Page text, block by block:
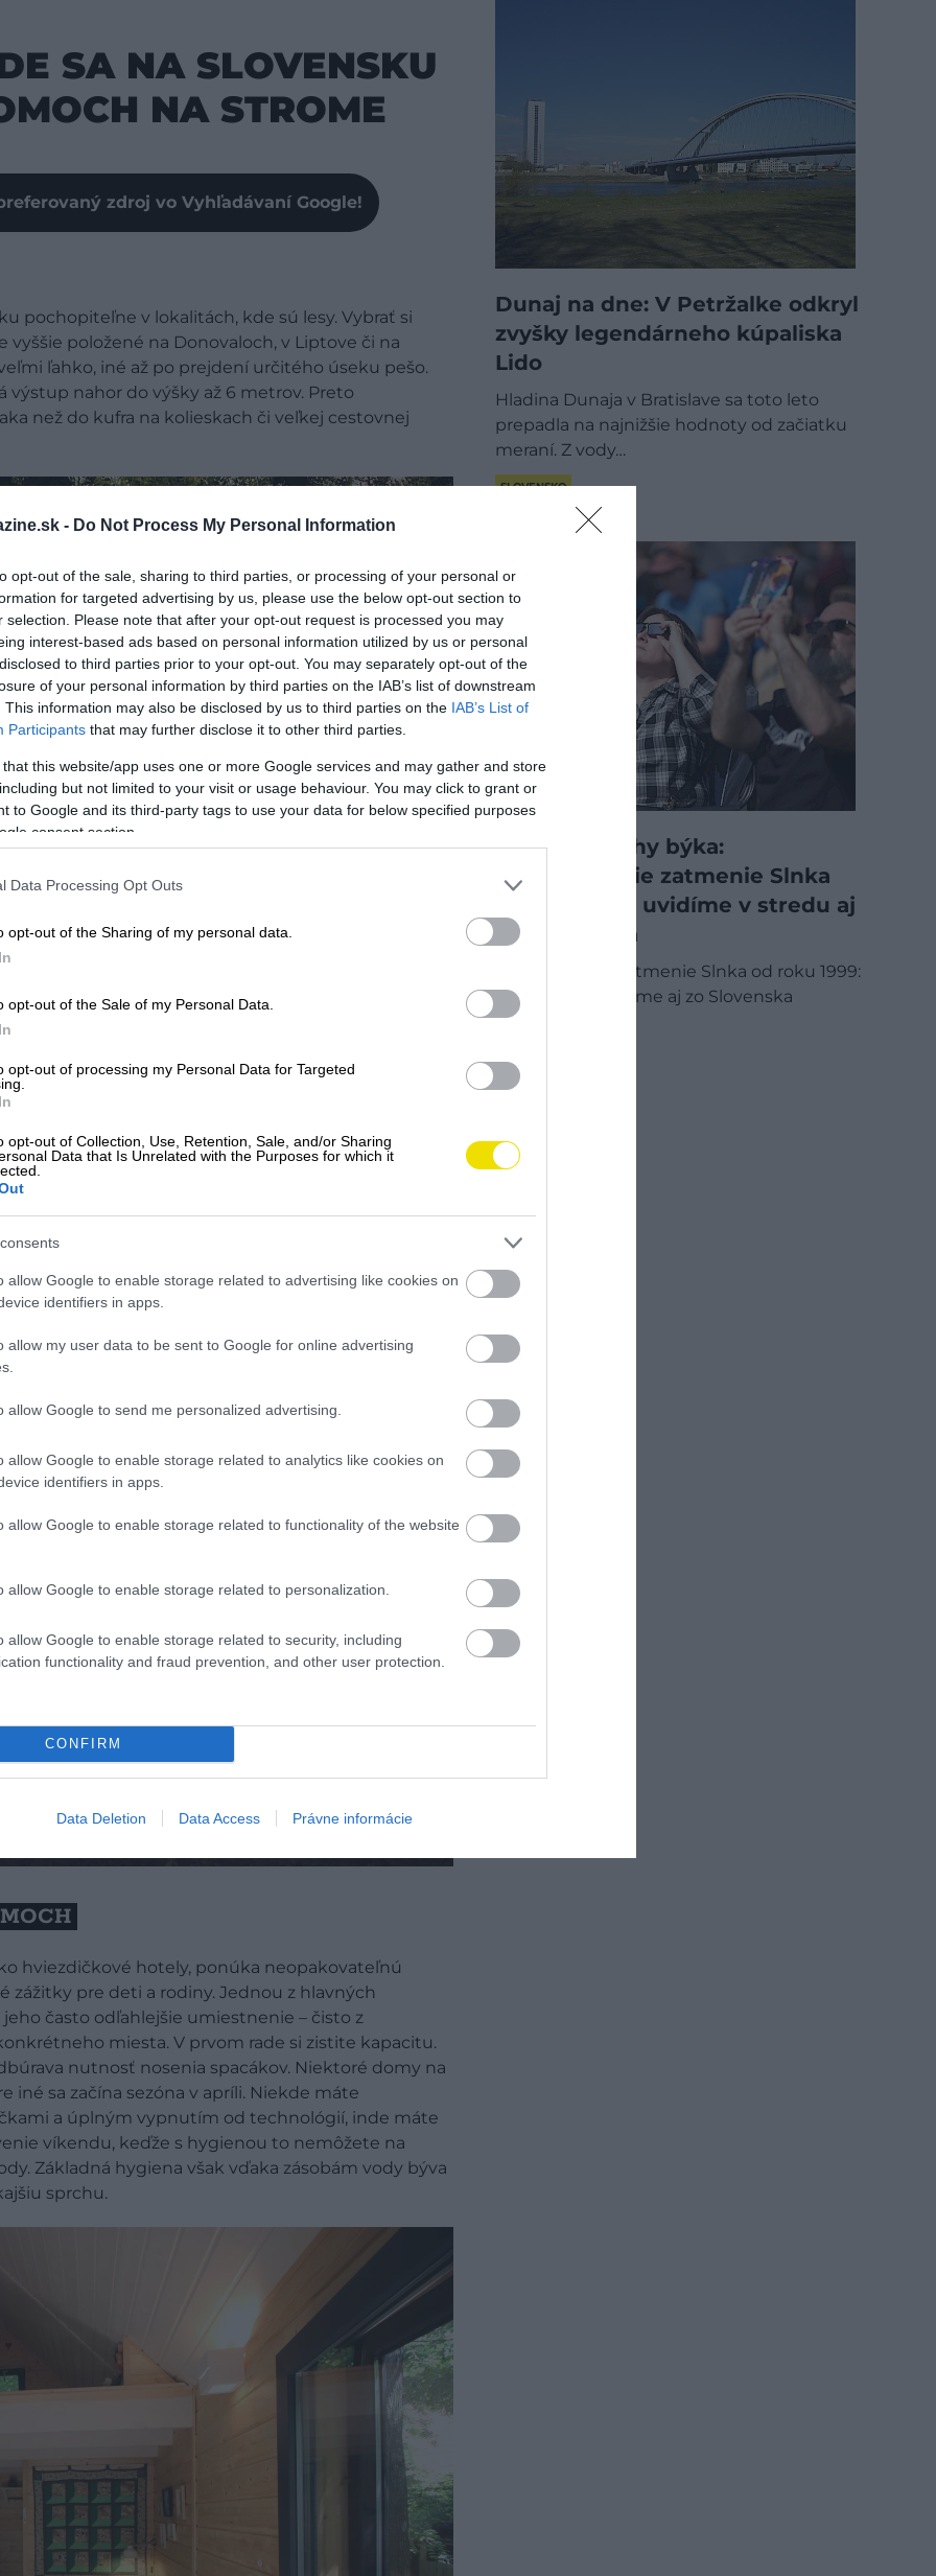
- Do Not Process My Personal Information
opt-out of the sale, sharing to third parties, or processing of your personal or
for targeted advertising by us, please use the below opt-out section to
selection. Please note that after your opt-out request is processed you may
interest-based ads based on personal information utilized by us or personal
to third parties prior to your opt-out. You may separately opt-out of the
of your personal information by third parties on the IAB’s list of downstream
This information may also be disclosed by us to third parties on the IAB’s List of
Participants that may further disclose it to other third parties.
that this website/app uses one or more Google services and may gather and store
but not limited to your visit or usage behaviour. You may click to grant or
to Google and its third-party tags to use your data for below specified purposes
consent section.
Data Processing Opt Outs
opt-out of the Sharing of my personal data.
opt-out of the Sale of my Personal Data.
opt-out of processing my Personal Data for Targeted
opt-out of Collection, Use, Retention, Sale, and/or Sharing
Data that Is Unrelated with the Purposes for which it
allow Google to enable storage related to advertising like cookies on
identifiers in apps.
allow my user data to be sent to Google for online advertising
allow Google to send me personalized advertising.
allow Google to enable storage related to analytics like cookies on
identifiers in apps.
allow Google to enable storage related to functionality of the website
allow Google to enable storage related to personalization.
allow Google to enable storage related to security, including
functionality and fraud prevention, and other user protection.
CONFIRM
Data Deletion Data Access Právne informácie
SA NA SLOVENSKU
NA STROME
zdroj vo Vyhľadávaní Google!
pochopiteľne v lokalitách, kde sú lesy. Vybrať si
položené na Donovaloch, v Liptove či na
ľahko, iné až po prejdení určitého úseku pešo.
nahor do výšky až 6 metrov. Preto
než do kufra na kolieskach či veľkej cestovnej
pochopiteľne v lokalitách, kde sú lesy. Vybrať si
položené na Donovaloch, v Liptove, či
ľahko, iné až po prejdení určitého úseku pešo.
nahor do výšky až 6 metrov. Preto
než do kufra na kolieskach, či veľkej cestovnej
hviezdičkové hotely, ponúka neopakovateľnú
pre deti a rodiny. Jednou z hlavných
často odľahlejšie umiestnenie – čisto z
miesta. V prvom rade si zistite kapacitu.
nutnosť nosenia spacákov. Niektoré domy na
iné sa začína sezóna v apríli. Niekde máte
a úplným vypnutím od technológií, inde máte
víkendu, keďže s hygienou to nemôžete na
Základná hygiena však vďaka zásobám vody býva
sprchu.
Dunaj na dne: V Petržalke odkryl
zvyšky legendárneho kúpaliska
Lido
Hladina Dunaja v Bratislave sa toto leto
prepadla na najnižšie hodnoty od začiatku
meraní. Z vody…
SLOVENSKO
Slnko ako rohy býka:
Najvýraznejšie zatmenie Slnka
od roku 1999 uvidíme v stredu aj
zo Slovenska
Najvýraznejšie zatmenie Slnka od roku 1999:
v stredu ho uvidíme aj zo Slovenska